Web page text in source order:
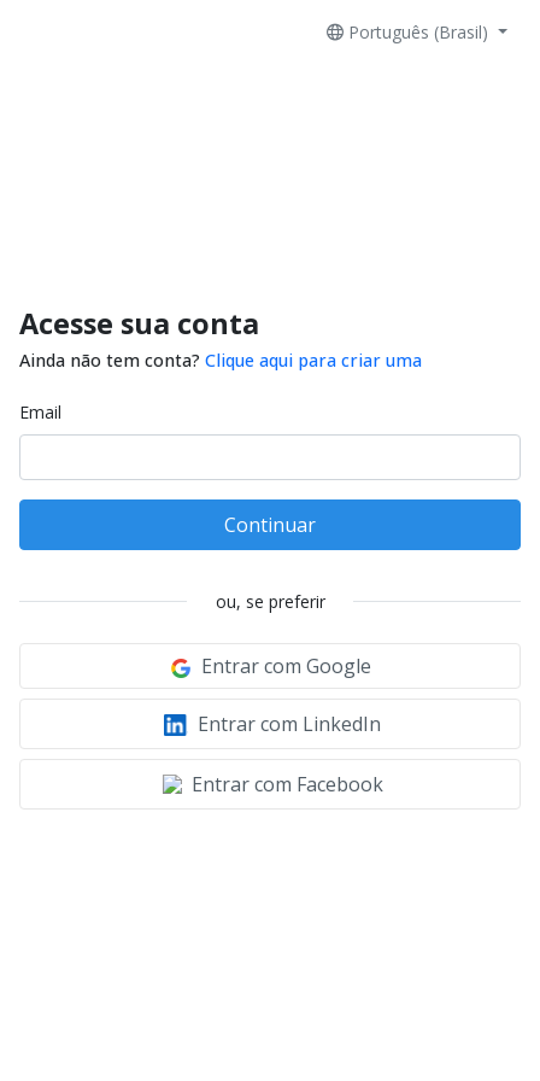
Português (Brasil)
Acesse sua conta
Ainda não tem conta? Clique aqui para criar uma
Email
Continuar
ou, se preferir
Entrar com Google
Entrar com LinkedIn
Entrar com Facebook